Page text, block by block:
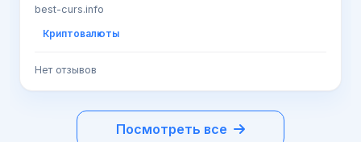
best-curs.info
Криптовалюты
Нет отзывов
Посмотреть все